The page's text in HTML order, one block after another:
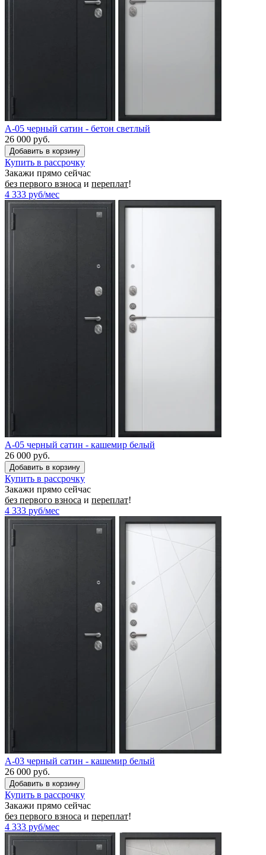
A-05 черный сатин - бетон светлый
26 000 руб.
Купить в рассрочку
Закажи прямо сейчас
без первого взноса и переплат!
4 333 руб/мес
A-05 черный сатин - кашемир белый
26 000 руб.
Купить в рассрочку
Закажи прямо сейчас
без первого взноса и переплат!
4 333 руб/мес
A-03 черный сатин - кашемир белый
26 000 руб.
Купить в рассрочку
Закажи прямо сейчас
без первого взноса и переплат!
4 333 руб/мес